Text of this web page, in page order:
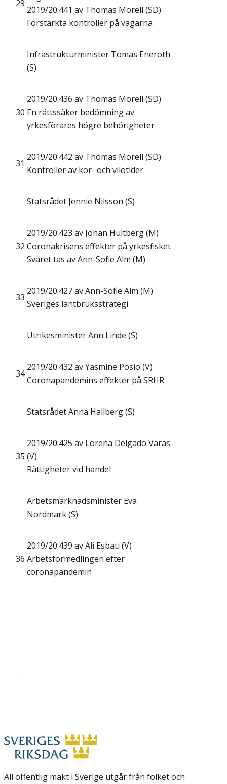
29
2019/20:441 av Thomas Morell (SD)
Förstärkta kontroller på vägarna
Infrastrukturminister Tomas Eneroth
(S)
30
2019/20:436 av Thomas Morell (SD)
En rättssäker bedömning av
yrkesförares högre behörigheter
31
2019/20:442 av Thomas Morell (SD)
Kontroller av kör- och vilotider
Statsrådet Jennie Nilsson (S)
32
2019/20:423 av Johan Hultberg (M)
Coronakrisens effekter på yrkesfisket
Svaret tas av Ann-Sofie Alm (M)
33
2019/20:427 av Ann-Sofie Alm (M)
Sveriges lantbruksstrategi
Utrikesminister Ann Linde (S)
34
2019/20:432 av Yasmine Posio (V)
Coronapandemins effekter på SRHR
Statsrådet Anna Hallberg (S)
35
2019/20:425 av Lorena Delgado Varas
(V)
Rättigheter vid handel
Arbetsmarknadsminister Eva
Nordmark (S)
36
2019/20:439 av Ali Esbati (V)
Arbetsförmedlingen efter
coronapandemin
All offentlig makt i Sverige utgår från folket och